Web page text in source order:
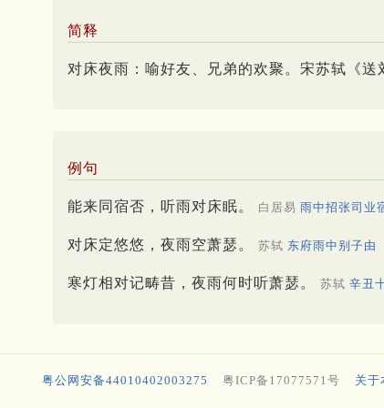
简释
对床夜雨：喻好友、兄弟的欢聚。宋苏轼《
例句
能来同宿否，听雨对床眠。 白居易 雨中招张司业
对床定悠悠，夜雨空萧瑟。 苏轼 东府雨中别子由
寒灯相对记畴昔，夜雨何时听萧瑟。 苏轼 辛丑
粤公网安备44010402003275 粤ICP备17077571号 关于